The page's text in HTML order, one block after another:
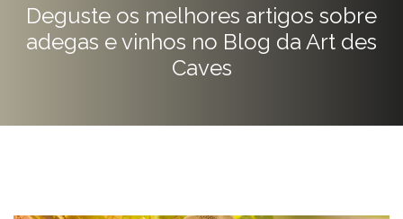
Deguste os melhores artigos sobre
adegas e vinhos no Blog da Art des
Caves